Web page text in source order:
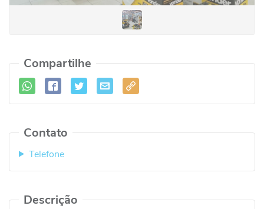
Compartilhe
Contato
Telefone
Descrição